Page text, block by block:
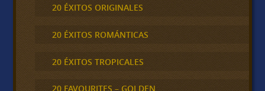
20 ÉXITOS ORIGINALES
20 ÉXITOS ROMÁNTICAS
20 ÉXITOS TROPICALES
20 FAVOURITES – GOLDEN